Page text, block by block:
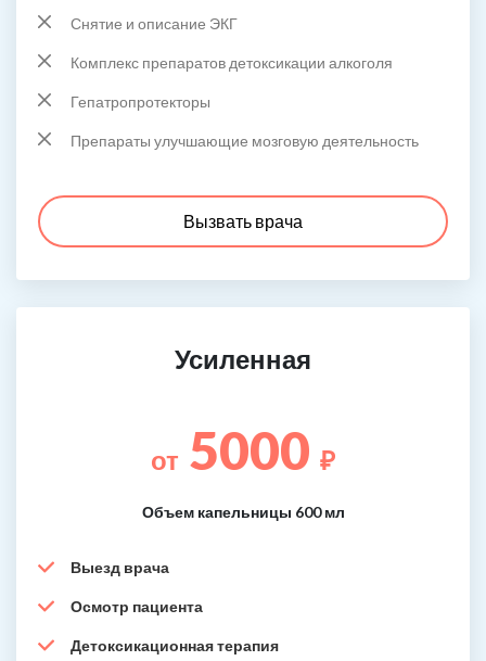
Снятие и описание ЭКГ
Комплекс препаратов детоксикации алкоголя
Гепатропротекторы
Препараты улучшающие мозговую деятельность
Вызвать врача
Усиленная
от 5000 ₽
Объем капельницы 600 мл
Выезд врача
Осмотр пациента
Детоксикационная терапия